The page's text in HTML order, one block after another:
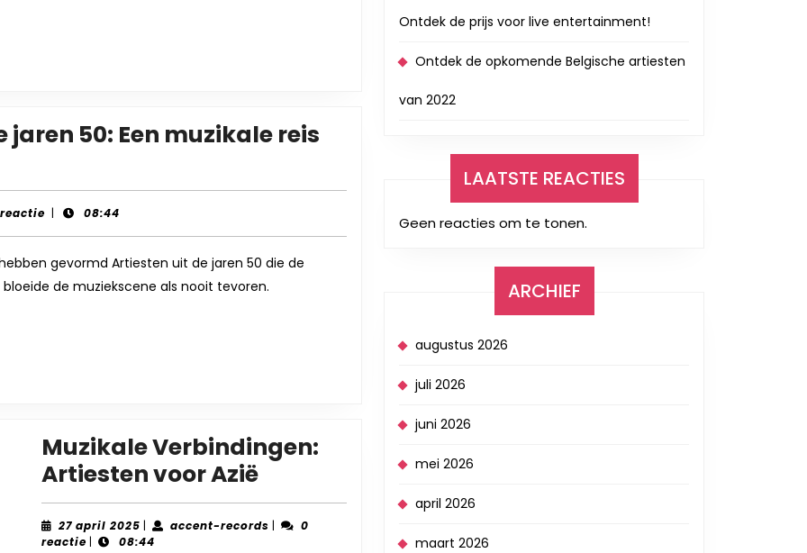
Muziekindustrie
50: Een muzikale reis
| 08:44
gevormd Artiesten uit de jaren 50 die de
de muziekscene als nooit tevoren.
Muzikale Verbindingen:
Artiesten voor AziëMuzikale
Verbindingen:
Artiesten
27 april 2025 27
april
| accent-records accent-
|
0
reactie | 08:44
Ontdek de prijs voor live entertainment!
Ontdek de opkomende Belgische artiesten
van 2022
LAATSTE REACTIES
Geen reacties om te tonen.
ARCHIEF
augustus 2026
juli 2026
juni 2026
mei 2026
april 2026
maart 2026